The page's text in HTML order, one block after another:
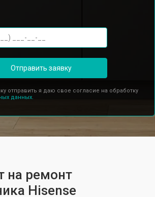
Отправить заявку
отправить я даю свое согласие на обработку
данных.
на ремонт
Hisense